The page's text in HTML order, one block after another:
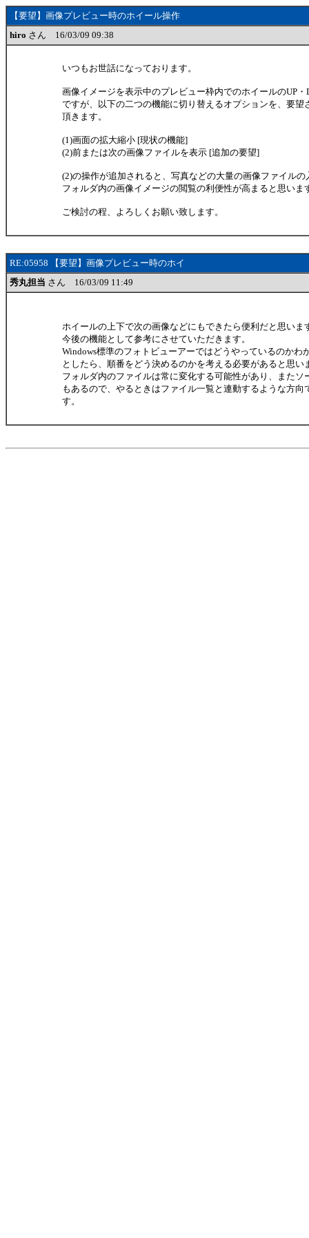
【要望】画像プレビュー時のホイール操作
hiro さん 16/03/09 09:38
いつもお世話になっております。
画像イメージを表示中のプレビュー枠内でのホイールのUP・
ですが、以下の二つの機能に切り替えるオプションを、要望
頂きます。
(1)画面の拡大縮小 [現状の機能]
(2)前または次の画像ファイルを表示 [追加の要望]
(2)の操作が追加されると、写真などの大量の画像ファイルの
フォルダ内の画像イメージの閲覧の利便性が高まると思いま
ご検討の程、よろしくお願い致します。
RE:05958 【要望】画像プレビュー時のホイ
秀丸担当 さん 16/03/09 11:49
ホイールの上下で次の画像などにもできたら便利だと思いま
今後の機能として参考にさせていただきます。
Windows標準のフォトビューアーではどうやっているのかわ
としたら、順番をどう決めるのかを考える必要があると思い
フォルダ内のファイルは常に変化する可能性があり、またソ
もあるので、やるときはファイル一覧と連動するような方向
す。